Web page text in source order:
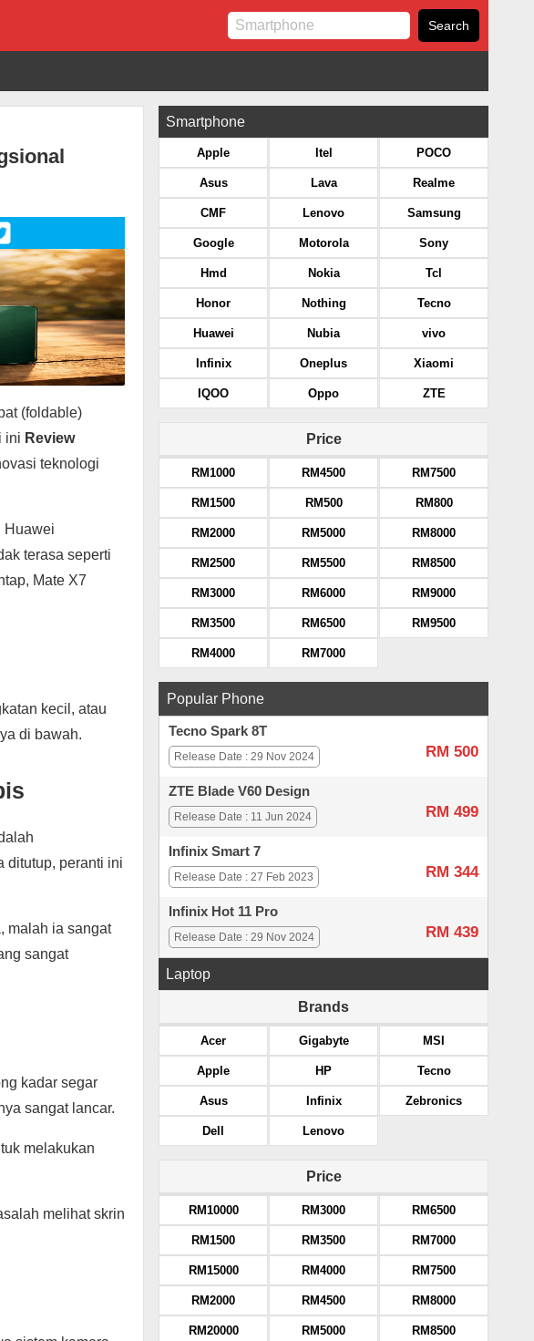
(foldable)
ini Review
teknologi
Huawei
terasa seperti
Mate X7
kecil, atau
di bawah.
ditutup, peranti ini
malah ia sangat
sangat
kadar segar
sangat lancar.
melakukan
melihat skrin
Smartphone
Apple
Asus
CMF
Google
Hmd
Honor
Huawei
Infinix
IQOO
Itel
Lava
Lenovo
Motorola
Nokia
Nothing
Nubia
Oneplus
Oppo
POCO
Realme
Samsung
Sony
Tcl
Tecno
vivo
Xiaomi
ZTE
Price
RM1000
RM1500
RM2000
RM2500
RM3000
RM3500
RM4000
RM4500
RM500
RM5000
RM5500
RM6000
RM6500
RM7000
RM7500
RM800
RM8000
RM8500
RM9000
RM9500
Popular Phone
Tecno Spark 8T
RM 500
Release Date : 29 Nov 2024
ZTE Blade V60 Design
RM 499
Release Date : 11 Jun 2024
Infinix Smart 7
RM 344
Release Date : 27 Feb 2023
Infinix Hot 11 Pro
RM 439
Release Date : 29 Nov 2024
Laptop
Brands
Acer
Apple
Asus
Dell
Gigabyte
HP
Infinix
Lenovo
MSI
Tecno
Zebronics
Price
RM10000
RM1500
RM15000
RM2000
RM20000
RM3000
RM3500
RM4000
RM4500
RM5000
RM6500
RM7000
RM7500
RM8000
RM8500